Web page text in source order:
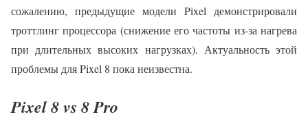
сожалению, предыдущие модели Pixel демонстрировали
троттлинг процессора (снижение его частоты из-за нагрева
при длительных высоких нагрузках). Актуальность этой
проблемы для Pixel 8 пока неизвестна.
Pixel 8 vs 8 Pro